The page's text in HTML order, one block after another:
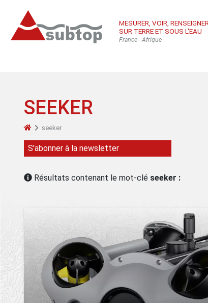
MESURER, VOIR,
SUR TERRE ET SOUS L'EAU
France - Afrique
SEEKER
seeker
S'abonner à la newsletter
Résultats contenant le mot-clé seeker :